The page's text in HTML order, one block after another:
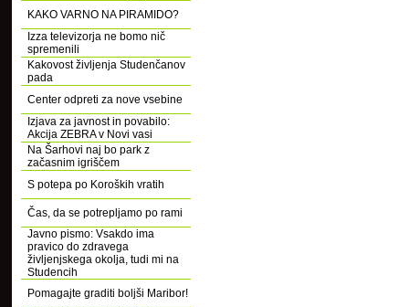
KAKO VARNO NA PIRAMIDO?
Izza televizorja ne bomo nič
spremenili
Kakovost življenja Studenčanov
pada
Center odpreti za nove vsebine
Izjava za javnost in povabilo:
Akcija ZEBRA v Novi vasi
Na Šarhovi naj bo park z
začasnim igriščem
S potepa po Koroških vratih
Čas, da se potrepljamo po rami
Javno pismo: Vsakdo ima
pravico do zdravega
življenjskega okolja, tudi mi na
Studencih
Pomagajte graditi boljši Maribor!